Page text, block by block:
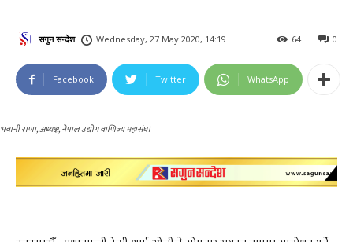
सगुन सन्देश Wednesday, 27 May 2020, 14:19 0
64
Facebook Twitter WhatsApp
भवानी राणा, अध्यक्ष, नेपाल उद्योग वाणिज्य महासंघ।